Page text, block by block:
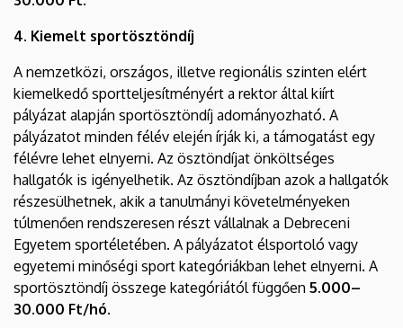
4. Kiemelt sportösztöndíj
A nemzetközi, országos, illetve regionális szinten elért
kiemelkedő sportteljesítményért a rektor által kiírt
pályázat alapján sportösztöndíj adományozható. A
pályázatot minden félév elején írják ki, a támogatást egy
félévre lehet elnyerni. Az ösztöndíjat önköltséges
hallgatók is igényelhetik. Az ösztöndíjban azok a hallgatók
részesülhetnek, akik a tanulmányi követelményeken
túlmenően rendszeresen részt vállalnak a Debreceni
Egyetem sportéletében. A pályázatot élsportoló vagy
egyetemi minőségi sport kategóriákban lehet elnyerni. A
sportösztöndíj összege kategóriától függően 5.000–
30.000 Ft/hó.